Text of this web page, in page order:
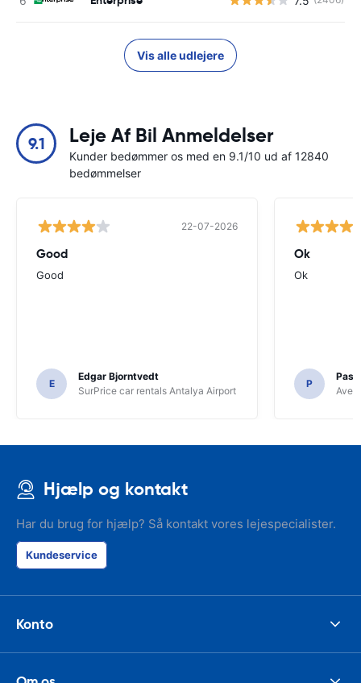
Vis alle udlejere
9.1 Leje Af Bil Anmeldelser
Kunder bedømmer os med en 9.1/10 ud af 12840
bedømmelser
22-07-2026
Good
Good
E
Edgar Bjorntvedt
SurPrice car rentals Antalya Airport
Ok
Ok
P
Avec
Hjælp og kontakt
Har du brug for hjælp? Så kontakt vores lejespecialister.
Kundeservice
Konto